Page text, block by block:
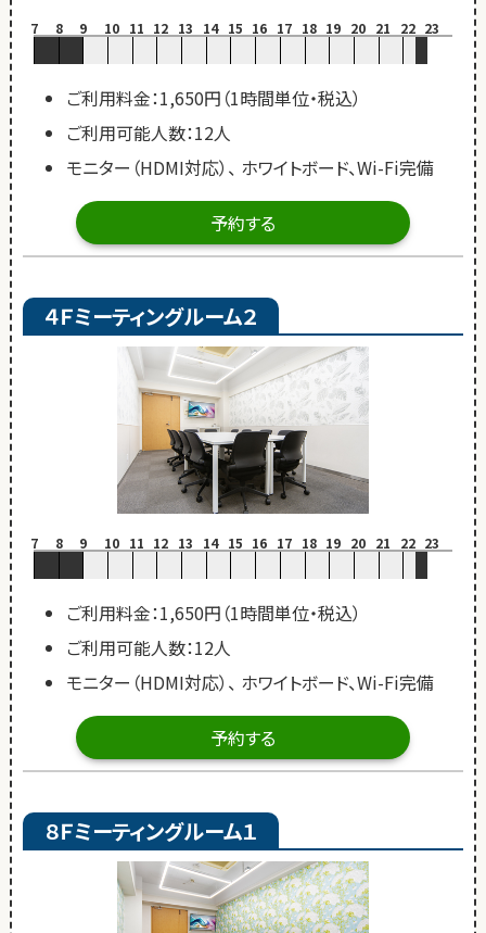
7 8 9 10 11 12 13 14 15 16 17 18 19 20 21 22 23
ご利用料金：1,650円（1時間単位・税込）
ご利用可能人数：12人
モニター（HDMI対応）、 ホワイトボード、Wi-Fi完備
予約する
４Ｆミーティングルーム２
7 8 9 10 11 12 13 14 15 16 17 18 19 20 21 22 23
ご利用料金：1,650円（1時間単位・税込）
ご利用可能人数：12人
モニター（HDMI対応）、 ホワイトボード、Wi-Fi完備
予約する
８Ｆミーティングルーム１